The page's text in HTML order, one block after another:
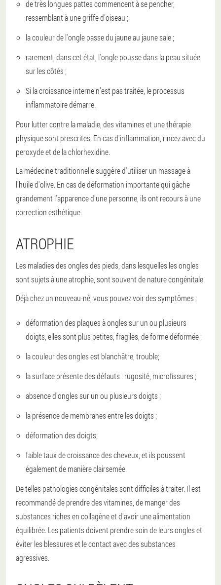
de très longues pattes commencent à se pencher,
ressemblant à une griffe d'oiseau ;
la couleur de l'ongle passe du jaune au jaune sale ;
rarement, dans cet état, l'ongle pousse dans la peau située
sur les côtés ;
Si la croissance interne n’est pas traitée, le processus
inflammatoire démarre.
Pour lutter contre la maladie, des vitamines et une thérapie
physique sont prescrites. En cas d'inflammation, rincez avec du
peroxyde et de la chlorhexidine.
La médecine traditionnelle suggère d'utiliser un massage à
l'huile d'olive. En cas de déformation importante qui gâche
grandement l'apparence d'une personne, ils ont recours à une
correction esthétique.
ATROPHIE
Les maladies des ongles des pieds, dans lesquelles les ongles
sont sujets à une atrophie, sont souvent de nature congénitale.
Déjà chez un nouveau-né, vous pouvez voir des symptômes :
déformation des plaques à ongles sur un ou plusieurs
doigts, elles sont plus petites, fragiles, de forme déformée ;
la couleur des ongles est blanchâtre, trouble;
la surface présente des défauts : rugosité, microfissures ;
absence d'ongles sur un ou plusieurs doigts ;
la présence de membranes entre les doigts ;
déformation des doigts;
faible taux de croissance des cheveux, et ils poussent
également de manière clairsemée.
De telles pathologies congénitales sont difficiles à traiter. Il est
recommandé de prendre des vitamines, de manger des
substances riches en collagène et d'avoir une alimentation
équilibrée. Les patients doivent prendre soin de leurs ongles et
éviter les blessures et le contact avec des substances
agressives.